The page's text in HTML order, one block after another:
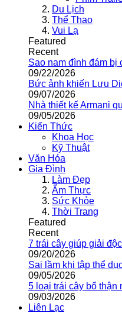
Du Lịch
Thể Thao
Vui Lạ
Featured
Recent
Sao nam đình đám bị
09/22/2026
Bức ảnh khiến Lưu
09/07/2026
Nhà thiết kế Armani
09/05/2026
Kiến Thức
Khoa Học
Kỹ Thuật
Văn Hóa
Gia Đình
Làm Đẹp
Ẩm Thực
Sức Khỏe
Thời Trang
Featured
Recent
7 trái cây giúp giải
09/20/2026
Sai lầm khi tập thể
09/05/2026
5 loại trái cây bổ thận
09/03/2026
Liên Lạc